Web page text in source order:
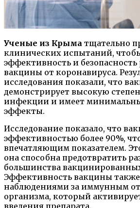
Ученые из Крыма тщательно
клинических испытаний,
эффективность и безопасность
вакцины от коронавируса.
исследования показали, что
демонстрирует высокую
инфекции и имеет
эффекты.
Исследование показало, что
эффективностью более 90%,
впечатляющим показателем.
она способна предотвратить
большинства
Эффективность вакцины
наблюдениями за иммунным
организма, который